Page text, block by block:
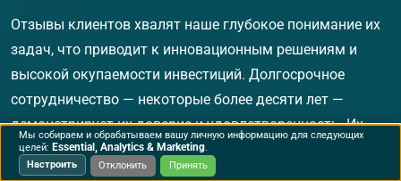
Отзывы клиентов хвалят наше глубокое понимание их
задач, что приводит к инновационным решениям и
высокой окупаемости инвестиций. Долгосрочное
сотрудничество — некоторые более десяти лет —
демонстрирует их доверие и удовлетворенность. Их
истории успеха вдохновляют нас постоянно
Мы собираем и обрабатываем вашу личную информацию для следующих
целей: Essential, Analytics & Marketing.
Настроить
Отклонить Принять